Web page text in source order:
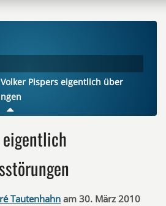
Volker Pispers eigentlich über
Tautenhahnam 30. März 2010